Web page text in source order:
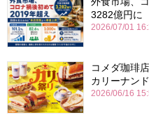
3282億円に
2026/07/01
コメダ珈琲
カリーナン
2026/06/16